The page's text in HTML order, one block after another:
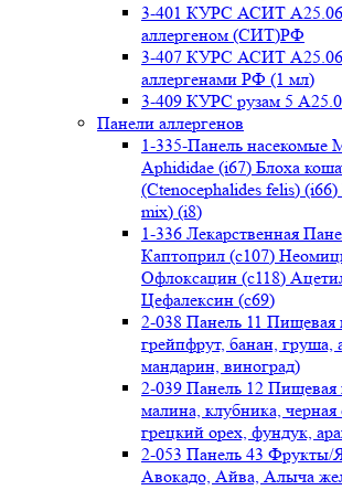
3-401 КУРС АСИТ
аллергеном (СИТ)РФ
3-407 КУРС АСИТ
аллергенами РФ (1 мл)
3-409 КУРС рузам 5
Панели аллергенов
1-335-Панель насекомые
Aphididae (i67) Блоха
(Ctenocephalides felis)
mix) (i8)
1-336 Лекарственная
Каптоприл (с107)
Офлоксацин (с118)
Цефалексин (с69)
2-038 Панель 11 Пищевая
грейпфрут, банан, груша,
мандарин, виноград)
2-039 Панель 12 Пищевая
малина, клубника,
грецкий орех, фундук,
2-053 Панель 43 Фрукты/
Авокадо, Айва, Алыча